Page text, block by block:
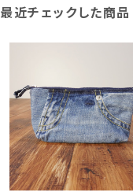
最近チェックした商品